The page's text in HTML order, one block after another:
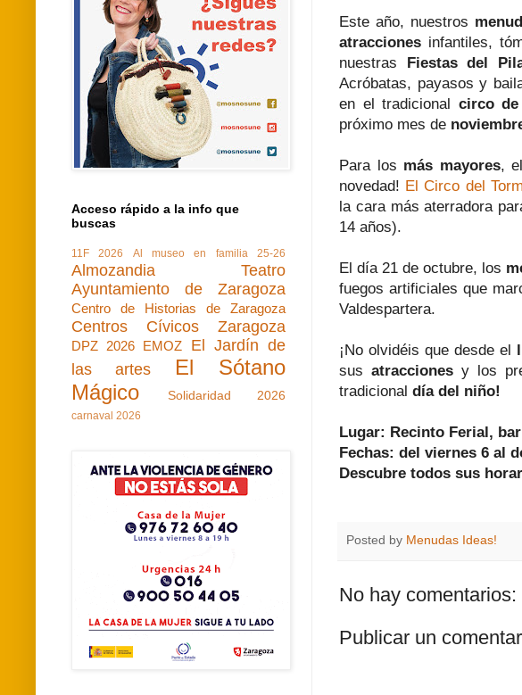
Este año, nuestros
atracciones infantiles,
nuestras Fiestas del
Acróbatas, payasos y
en el tradicional circo de
próximo mes de
Para los más mayores,
novedad! El Circo del
la cara más aterradora
14 años).
El día 21 de octubre, los
fuegos artificiales que
Valdespartera.
¡No olvidéis que desde el
sus atraccionesy los
tradicional día del niño!
Lugar: Recinto Ferial,
Fechas: del viernes 6 al
Descubre todos sus
Posted by Menudas Ideas!
No hay comentarios:
Publicar un
Acceso rápido a la info que
buscas
11F 2026 Al museo en familia 25-26
Almozandia Teatro
Ayuntamiento de Zaragoza
Centro de Historias de Zaragoza
Centros Cívicos Zaragoza
DPZ 2026 EMOZ
El Jardín de
las artes
El Sótano
Mágico
Solidaridad 2026
carnaval 2026